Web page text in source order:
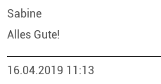
Sabine
Alles Gute!
16.04.2019 11:13